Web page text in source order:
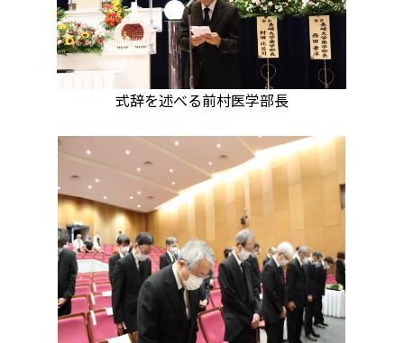
式辞を述べる前村医学部長